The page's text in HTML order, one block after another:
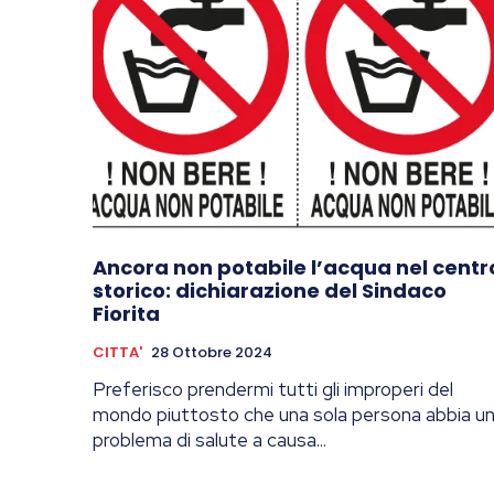
Ancora non potabile l’acqua nel
storico: dichiarazione del Sindaco
Fiorita
CITTA' 28 Ottobre 2024
Preferisco prendermi tutti gli improperi del
mondo piuttosto che una sola persona abbia un
problema di salute a causa...